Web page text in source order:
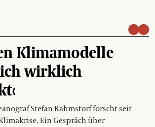
Klimamodelle
wirklich
Stefan Rahmstorf forscht seit
Ein Gespräch über